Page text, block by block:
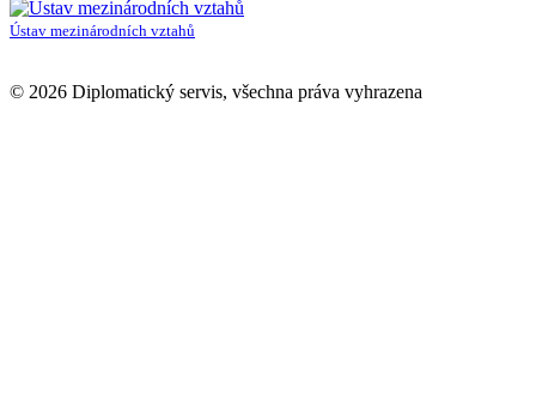
Ústav mezinárodních vztahů
© 2026 Diplomatický servis, všechna práva vyhrazena